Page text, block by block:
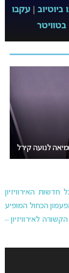
ביוטיוב
עקבו
בטוויטר
בורגס או סופיה: העיר המארחת של אירוויזיון 2027 תיחשף ביום
האירוויזיון
הכחול המופיע
לאירוויזיון –